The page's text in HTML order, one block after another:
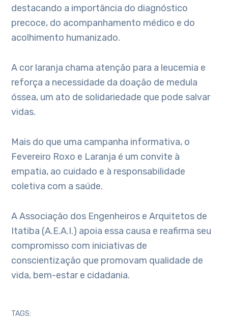
destacando a importância do diagnóstico
precoce, do acompanhamento médico e do
acolhimento humanizado.
A cor laranja chama atenção para a leucemia e
reforça a necessidade da doação de medula
óssea, um ato de solidariedade que pode salvar
vidas.
Mais do que uma campanha informativa, o
Fevereiro Roxo e Laranja é um convite à
empatia, ao cuidado e à responsabilidade
coletiva com a saúde.
A Associação dos Engenheiros e Arquitetos de
Itatiba (A.E.A.I.) apoia essa causa e reafirma seu
compromisso com iniciativas de
conscientização que promovam qualidade de
vida, bem-estar e cidadania.
TAGS: